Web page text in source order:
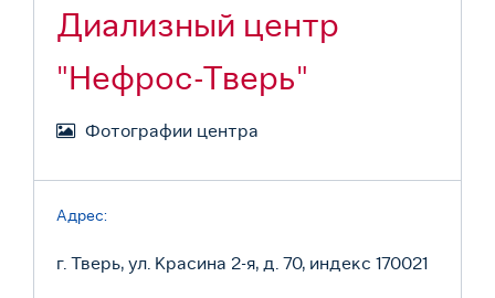
Диализный центр
"Нефрос-Тверь"
Фотографии центра
Адрес:
г. Тверь, ул. Красина 2-я, д. 70, индекс 170021